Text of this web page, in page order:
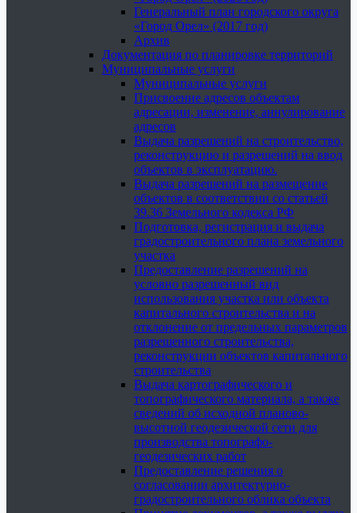
Генеральный план городского округа
«Город Орел» (2017 год)
Архив
Документация по планировке территорий
Муниципальные услуги
Муниципальные услуги
Присвоение адресов объектам
адресации, изменение, аннулирование
адресов
Выдача разрешений на строительство,
реконструкцию и разрешений на ввод
объектов в эксплуатацию.
Выдача разрешений на размещение
объектов в соответствии со статьей
39.36 Земельного кодекса РФ
Подготовка, регистрация и выдача
градостроительного плана земельного
участка
Предоставление разрешений на
условно разрешенный вид
использования участка или объекта
капитального строительства и на
отклонение от предельных параметров
разрешенного строительства,
реконструкции объектов капитального
строительства
Выдача картографического и
топографического материала, а также
сведений об исходной планово-
высотной геодезической сети для
производства топографо-
геодезических работ
Предоставление решения о
согласовании архитектурно-
градостроительного облика объекта